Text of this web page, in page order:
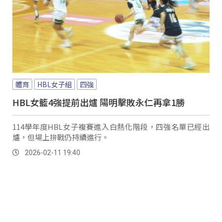
體育 HBL女子組 四強
HBL女籃4強提前出爐 陽明擊敗永仁再拿1勝
114學年度HBL女子複賽進入白熱化階段，四強名單已經出
爐，但場上拚戰仍持續進行。
2026-02-11 19:40